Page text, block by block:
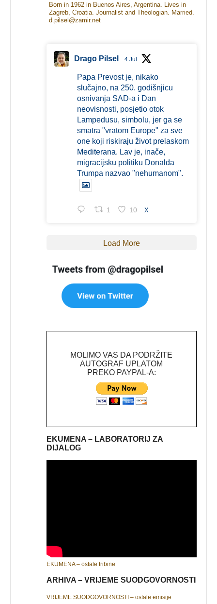
Born in 1962 in Buenos Aires, Argentina. Lives in
Zagreb, Croatia. Journalist and Theologian. Married.
d.pilsel@zamir.net
Drago Pilsel 4 Jul
Papa Prevost je, nikako
slučajno, na 250. godišnjicu
osnivanja SAD-a i Dan
neovisnosti, posjetio otok
Lampedusu, simbolu, jer ga se
smatra "vratom Europe" za sve
one koji riskiraju život prelaskom
Mediterana. Lav je, inače,
migracijsku politiku Donalda
Trumpa nazvao "nehumanom".
1 10 X
Load More
MOLIMO VAS DA PODRŽITE
AUTOGRAF UPLATOM
PREKO PAYPAL-A:
EKUMENA – LABORATORIJ ZA
DIJALOG
EKUMENA – ostale tribine
ARHIVA – VRIJEME SUODGOVORNOSTI
VRIJEME SUODGOVORNOSTI – ostale emisije